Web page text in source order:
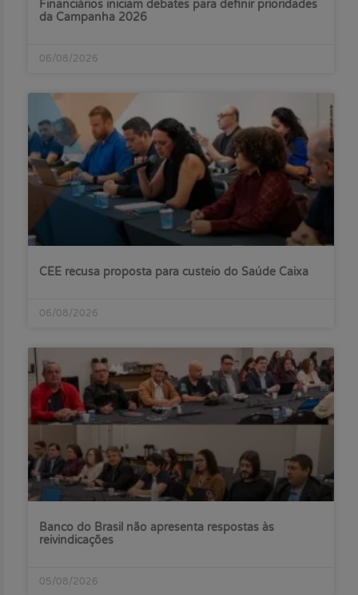
Financiários iniciam debates para definir prioridades
da Campanha 2026
06/08/2026
CEE recusa proposta para custeio do Saúde Caixa
06/08/2026
Banco do Brasil não apresenta respostas às
reivindicações
05/08/2026